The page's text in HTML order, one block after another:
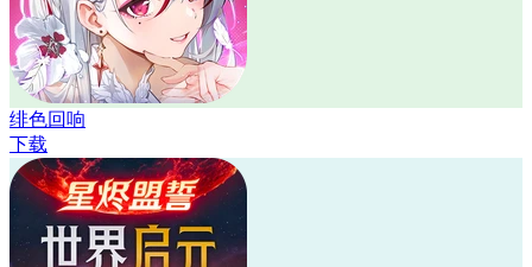
绯色回响
下载